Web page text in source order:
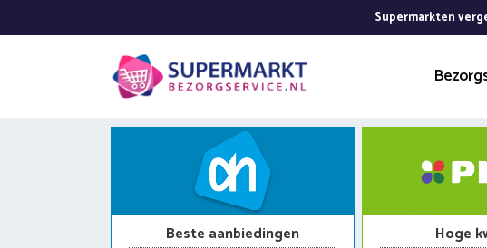
naar
Supermarkten
Beste aanbiedingen
Hoge